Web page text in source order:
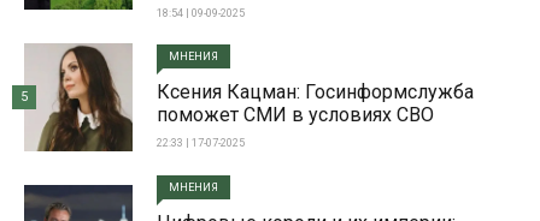
18:54 | 09-09-2025
МНЕНИЯ
Ксения Кацман: Госинформслужба
поможет СМИ в условиях СВО
22:33 | 17-07-2025
5
МНЕНИЯ